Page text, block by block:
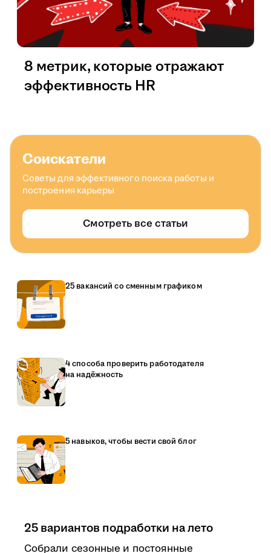
8 метрик, которые отражают
эффективность HR
Соискатели
Советы для эффективного поиска работы и
построения карьеры
Смотреть все статьи
25 вакансий со сменным графиком
4 способа проверить работодателя
на надёжность
5 навыков, чтобы вести свой блог
25 вариантов подработки на лето
Собрали сезонные и постоянные